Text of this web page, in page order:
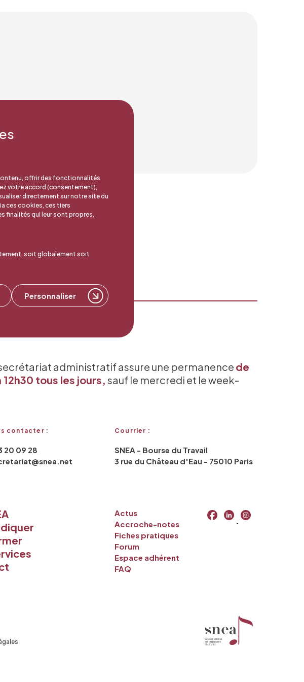
offrir des fonctionnalités
votre accord (consentement),
directement sur notre site du
ces cookies, ces tiers
finalités qui leur sont propres,
soit globalement soit
Personnaliser
administratif assure une permanence de
12h30 tous les jours, sauf le mercredi et le week-
contacter :
20 09 28
Courrier :
SNEA - Bourse du Travail
3 rue du Château d'Eau - 75010 Paris
Actus
Accroche-notes
Fiches pratiques
Forum
Espace adhérent
FAQ